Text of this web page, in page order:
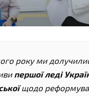
року ми
першої леді
щодо